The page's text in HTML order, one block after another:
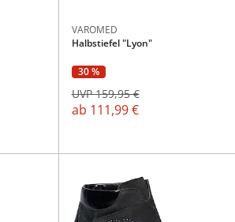
VAROMED
Halbstiefel "Lyon"
30 %
ab 111,99 €
UVP 159,95 €